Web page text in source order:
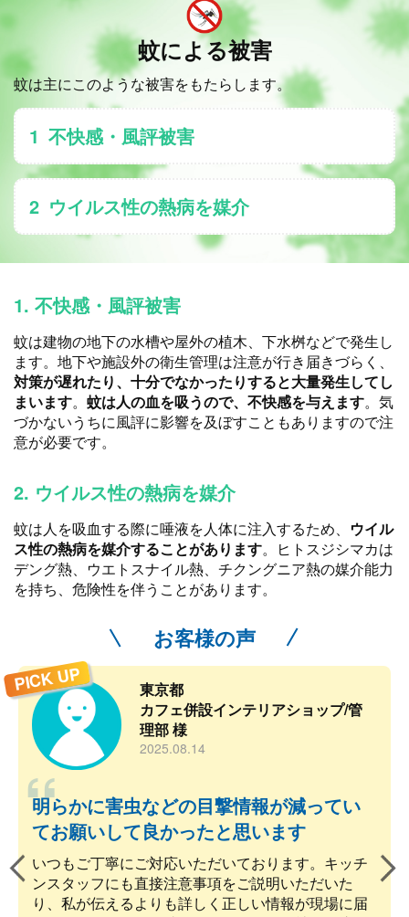
蚊による被害
蚊は主にこのような被害をもたらします。
1 不快感・風評被害
2 ウイルス性の熱病を媒介
1. 不快感・風評被害
蚊は建物の地下の水槽や屋外の植木、下水桝などで発生し
ます。地下や施設外の衛生管理は注意が行き届きづらく、
対策が遅れたり、十分でなかったりすると大量発生してし
まいます。 蚊は人の血を吸うので、不快感を与えます。気
づかないうちに風評に影響を及ぼすこともありますので注
意が必要です。
2. ウイルス性の熱病を媒介
蚊は人を吸血する際に唾液を人体に注入するため、 ウイル
ス性の熱病を媒介することがあります。ヒトスジシマカは
デング熱、ウエトスナイル熱、チクングニア熱の媒介能力
を持ち、危険性を伴うことがあります。
お客様の声
PICK UP
東京都
カフェ併設インテリアショップ/管
理部 様
2025.08.14
明らかに害虫などの目撃情報が減ってい
てお願いして良かったと思います
いつもご丁寧にご対応いただいております。キッチ
ンスタッフにも直接注意事項をご説明いただいた
り、私が伝えるよりも詳しく正しい情報が現場に届